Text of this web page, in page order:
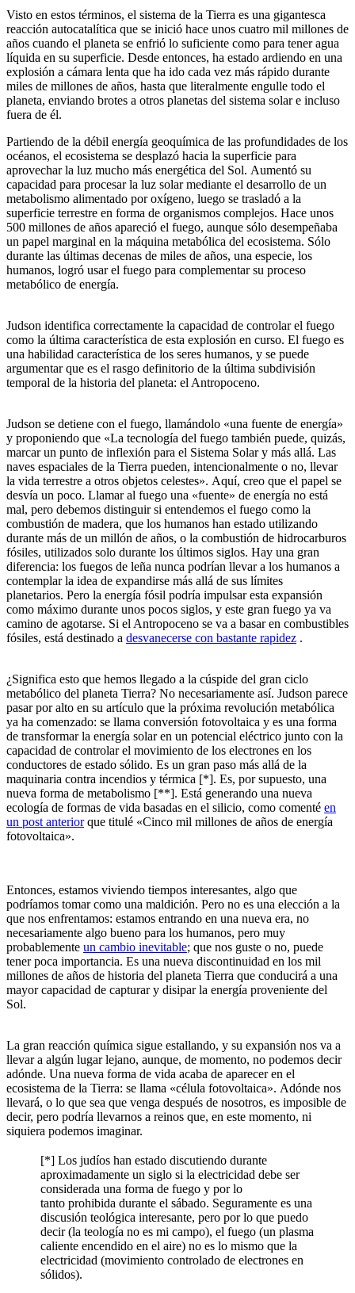
Visto en estos términos, el sistema de la Tierra es una gigantesca
reacción autocatalítica que se inició hace unos cuatro mil millones de
años cuando el planeta se enfrió lo suficiente como para tener agua
líquida en su superficie. Desde entonces, ha estado ardiendo en una
explosión a cámara lenta que ha ido cada vez más rápido durante
miles de millones de años, hasta que literalmente engulle todo el
planeta, enviando brotes a otros planetas del sistema solar e incluso
fuera de él.
Partiendo de la débil energía geoquímica de las profundidades de los
océanos, el ecosistema se desplazó hacia la superficie para
aprovechar la luz mucho más energética del Sol. Aumentó su
capacidad para procesar la luz solar mediante el desarrollo de un
metabolismo alimentado por oxígeno, luego se trasladó a la
superficie terrestre en forma de organismos complejos. Hace unos
500 millones de años apareció el fuego, aunque sólo desempeñaba
un papel marginal en la máquina metabólica del ecosistema. Sólo
durante las últimas decenas de miles de años, una especie, los
humanos, logró usar el fuego para complementar su proceso
metabólico de energía.
Judson identifica correctamente la capacidad de controlar el fuego
como la última característica de esta explosión en curso. El fuego es
una habilidad característica de los seres humanos, y se puede
argumentar que es el rasgo definitorio de la última subdivisión
temporal de la historia del planeta: el Antropoceno.
Judson se detiene con el fuego, llamándolo «una fuente de energía»
y proponiendo que «La tecnología del fuego también puede, quizás,
marcar un punto de inflexión para el Sistema Solar y más allá. Las
naves espaciales de la Tierra pueden, intencionalmente o no, llevar
la vida terrestre a otros objetos celestes». Aquí, creo que el papel se
desvía un poco. Llamar al fuego una «fuente» de energía no está
mal, pero debemos distinguir si entendemos el fuego como la
combustión de madera, que los humanos han estado utilizando
durante más de un millón de años, o la combustión de hidrocarburos
fósiles, utilizados solo durante los últimos siglos. Hay una gran
diferencia: los fuegos de leña nunca podrían llevar a los humanos a
contemplar la idea de expandirse más allá de sus límites
planetarios. Pero la energía fósil podría impulsar esta expansión
como máximo durante unos pocos siglos, y este gran fuego ya va
camino de agotarse. Si el Antropoceno se va a basar en combustibles
fósiles, está destinado a desvanecerse con bastante rapidez .
¿Significa esto que hemos llegado a la cúspide del gran ciclo
metabólico del planeta Tierra? No necesariamente así. Judson parece
pasar por alto en su artículo que la próxima revolución metabólica
ya ha comenzado: se llama conversión fotovoltaica y es una forma
de transformar la energía solar en un potencial eléctrico junto con la
capacidad de controlar el movimiento de los electrones en los
conductores de estado sólido. Es un gran paso más allá de la
maquinaria contra incendios y térmica [*]. Es, por supuesto, una
nueva forma de metabolismo [**]. Está generando una nueva
ecología de formas de vida basadas en el silicio, como comenté en
un post anteriorque titulé «Cinco mil millones de años de energía
fotovoltaica».
Entonces, estamos viviendo tiempos interesantes, algo que
podríamos tomar como una maldición. Pero no es una elección a la
que nos enfrentamos: estamos entrando en una nueva era, no
necesariamente algo bueno para los humanos, pero muy
probablemente un cambio inevitable; que nos guste o no, puede
tener poca importancia. Es una nueva discontinuidad en los mil
millones de años de historia del planeta Tierra que conducirá a una
mayor capacidad de capturar y disipar la energía proveniente del
Sol.
La gran reacción química sigue estallando, y su expansión nos va a
llevar a algún lugar lejano, aunque, de momento, no podemos decir
adónde. Una nueva forma de vida acaba de aparecer en el
ecosistema de la Tierra: se llama «célula fotovoltaica». Adónde nos
llevará, o lo que sea que venga después de nosotros, es imposible de
decir, pero podría llevarnos a reinos que, en este momento, ni
siquiera podemos imaginar.
[*] Los judíos han estado discutiendo durante
aproximadamente un siglo si la electricidad debe ser
considerada una forma de fuego y por lo
tanto prohibida durante el sábado. Seguramente es una
discusión teológica interesante, pero por lo que puedo
decir (la teología no es mi campo), el fuego (un plasma
caliente encendido en el aire) no es lo mismo que la
electricidad (movimiento controlado de electrones en
sólidos).